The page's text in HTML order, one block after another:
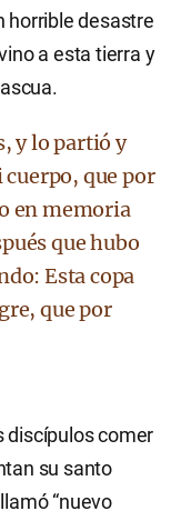
horrible desastre
a esta tierra y
y lo partió y
que por
en memoria
que hubo
Esta copa
que por
discípulos comer
su santo
“nuevo